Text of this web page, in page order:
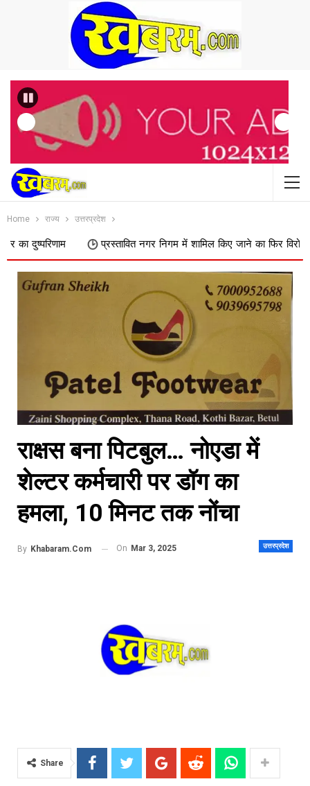
Previous
Home राज्य उत्तरप्रदेश
प्रस्तावित नगर निगम में शामिल किए जाने का फिर विरोध, डोक्या पाढर के
राक्षस बना पिटबुल… नोएडा में
शेल्टर कर्मचारी पर डॉग का
हमला, 10 मिनट तक नोंचा
उत्तरप्रदेश
By Khabaram.Com On Mar 3, 2025
Share